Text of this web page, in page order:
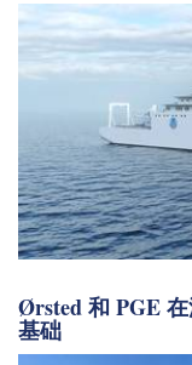
Ørsted 和 PGE
基础